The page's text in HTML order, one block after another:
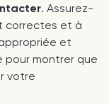
. Assurez-
correctes et à
et
pour montrer que
votre